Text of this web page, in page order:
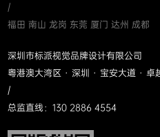
/
福田 南山 龙岗 东莞 厦门 达州 成都
深圳市标派视觉品牌设计有限公司
粤港澳大湾区 · 深圳 · 宝安大道 · 卓
/
总监直线：130 2886 4554